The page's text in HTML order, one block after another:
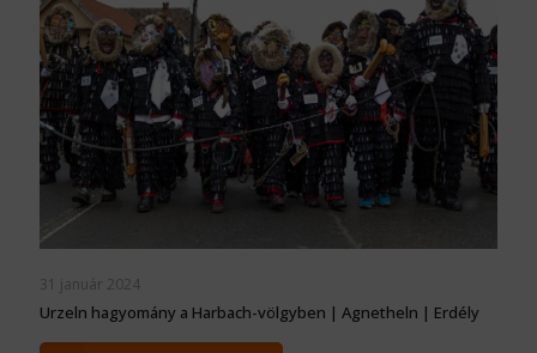
31 január 2024
Urzeln hagyomány a Harbach-völgyben | Agnetheln | Erdély